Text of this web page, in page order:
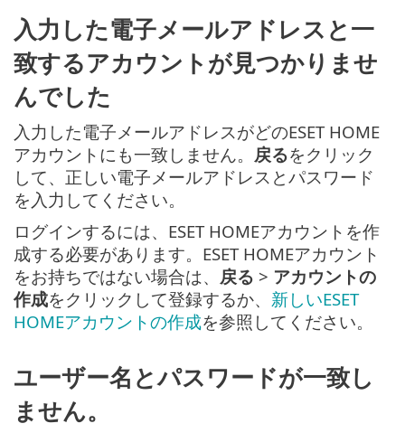
入力した電子メールアドレスと一
致するアカウントが見つかりませ
んでした
入力した電子メールアドレスがどのESET HOME
アカウントにも一致しません。 戻るをクリック
して、正しい電子メールアドレスとパスワード
を入力してください。
ログインするには、ESET HOMEアカウントを作
成する必要があります。ESET HOMEアカウント
をお持ちではない場合は、 戻る > アカウントの
作成をクリックして登録するか、 新しいESET
HOMEアカウントの作成を参照してください。
ユーザー名とパスワードが一致し
ません。